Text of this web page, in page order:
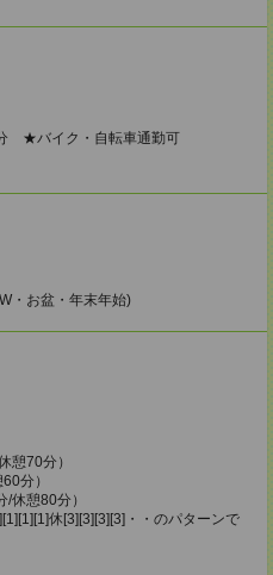
★バイク・自転車通勤可
・お盆・年末年始)
憩70分）
分）
休憩80分）
休[3][3][3][3]・・のパターンで